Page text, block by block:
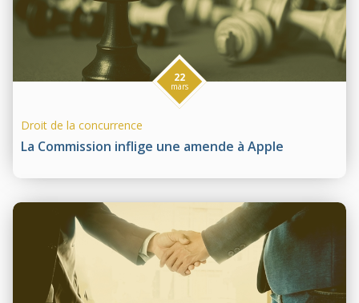
La Commission inflige une amende à Apple
22
mars
Droit de la concurrence